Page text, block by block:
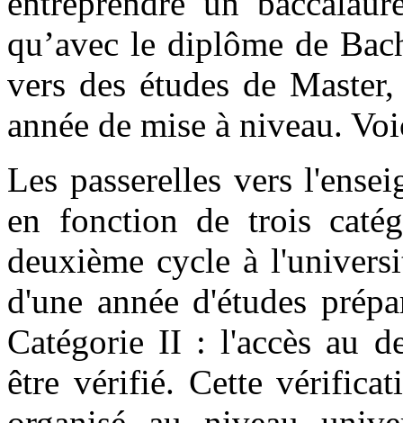
qu’avec le diplôme de
vers des études de
année de mise à niveau.
Les passerelles vers
en fonction de trois
deuxième cycle à
d'une année d'études
Catégorie II : l'accès au
être vérifié. Cette